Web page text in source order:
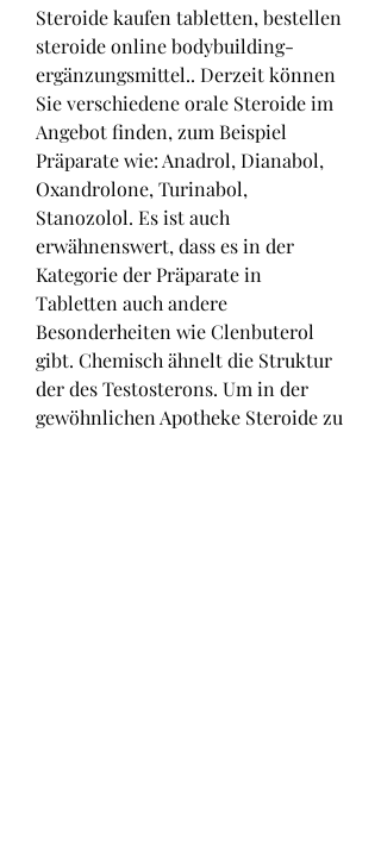
Steroide kaufen tabletten, bestellen
steroide online bodybuilding-
ergänzungsmittel.. Derzeit können
Sie verschiedene orale Steroide im
Angebot finden, zum Beispiel
Präparate wie: Anadrol, Dianabol,
Oxandrolone, Turinabol,
Stanozolol. Es ist auch
erwähnenswert, dass es in der
Kategorie der Präparate in
Tabletten auch andere
Besonderheiten wie Clenbuterol
gibt. Chemisch ähnelt die Struktur
der des Testosterons. Um in der
gewöhnlichen Apotheke Steroide zu